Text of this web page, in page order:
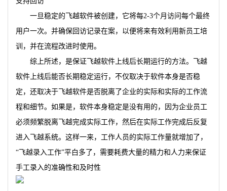
一旦稳定的飞越软件被创建，它将每2-3个月访问每个最终
用户一次。并确保回访记录在案，以便将来有效利用新员工培
训，并在流程改进时使用。
综上所述，是保证飞越软件上线后长期运行的方法。飞越
软件上线后能否长期稳定运行，不仅取决于软件本身是否稳
定，还取决于飞越软件是否脱离了企业的实际和实际的工作流
程和细节。如果是，软件本身稳定是没有用的，因为企业员工
必须频繁脱离飞越完成实际工作，然后在实际工作完成后反复
进入飞越系统。这样一来，工作人员的实际工作量就增加了，
“飞越录入工作”平白多了，需要耗费大量的精力和人力来保证
手工录入的准确性和及时性